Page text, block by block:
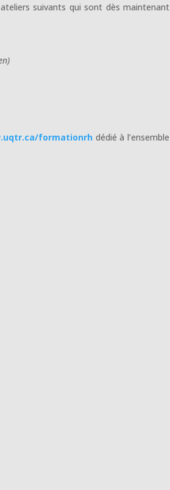
suivants qui sont dès maintenant
formationrh dédié à l’ensemble